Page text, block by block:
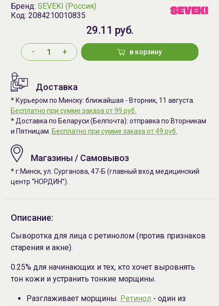
Бренд: SEVEKI (Россия)
Код: 2084210010835
29.11 руб.
- + в корзину
Доставка
* Курьером по Минску: ближайшая - Вторник, 11 августа.
Бесплатно при сумме заказа от 99 руб.
* Доставка по Беларуси (Белпочта): отправка по Вторникам
и Пятницам. Бесплатно при сумме заказа от 49 руб.
Магазины / Самовывоз
* г.Минск, ул. Сурганова, 47-Б (главный вход медицинский
центр “НОРДИН”).
Описание:
Сыворотка для лица с ретинолом (против признаков
старения и акне).
0.25% для начинающих и тех, кто хочет выровнять
тон кожи и устранить тонкие морщины.
Разглаживает морщины. Ретинол - один из